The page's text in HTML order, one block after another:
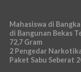
Mahasiswa di
di Bangunan Bekas
72,7 Gram
2 Pengedar
Paket Sabu Seberat